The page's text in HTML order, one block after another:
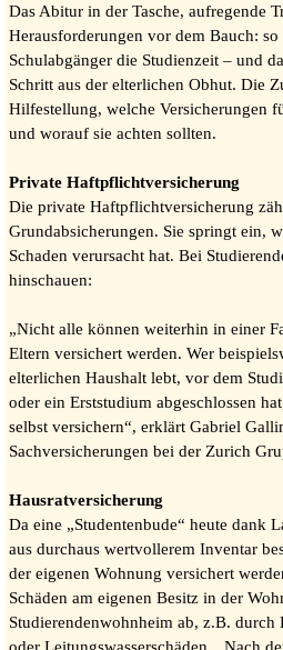
Das Abitur in der Tasche, aufregende
Herausforderungen vor dem Bauch:
Schulabgänger die Studienzeit – und
Schritt aus der elterlichen Obhut. Die
Hilfestellung, welche Versicherungen
und worauf sie achten sollten.
Private Haftpflichtversicherung
Die private Haftpflichtversicherung
Grundabsicherungen. Sie springt ein,
Schaden verursacht hat. Bei
hinschauen:
„Nicht alle können weiterhin in einer
Eltern versichert werden. Wer
elterlichen Haushalt lebt, vor dem
oder ein Erststudium abgeschlossen
selbst versichern“, erklärt Gabriel
Sachversicherungen bei der Zurich
Hausratversicherung
Da eine „Studentenbude“ heute dank
aus durchaus wertvollerem Inventar
der eigenen Wohnung versichert
Schäden am eigenen Besitz in der
Studierendenwohnheim ab, z.B. durch
oder Leitungswasserschäden. „Nach